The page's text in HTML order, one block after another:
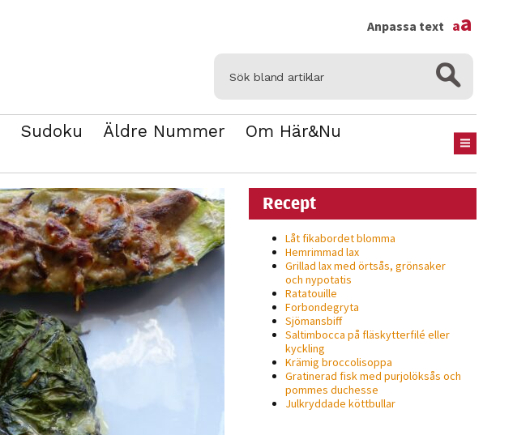
Sudoku Äldre Nummer
Om Här&Nu
Anpassa text aa
Recept
Låt fikabordet blomma
Hemrimmad lax
Grillad lax med örtsås, grönsaker
och nypotatis
Ratatouille
Forbondegryta
Sjömansbiff
Saltimbocca på fläsk­ytterfilé eller
kyckling
Krämig broccolisoppa
Gratinerad fisk med purjolöksås och
pommes duchesse
Julkryddade köttbullar